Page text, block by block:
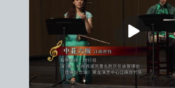
放